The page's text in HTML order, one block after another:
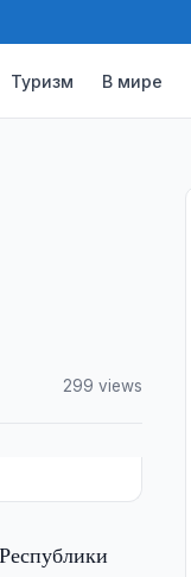
Туризм В мире
299 views